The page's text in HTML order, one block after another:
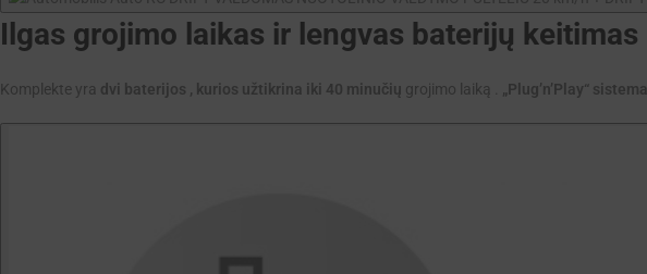
Ilgas grojimo laikas ir lengvas baterijų keitimas
Komplekte yra dvi baterijos , kurios užtikrina iki 40 minučių grojimo laiką . „Plug’n’Play“ sistema